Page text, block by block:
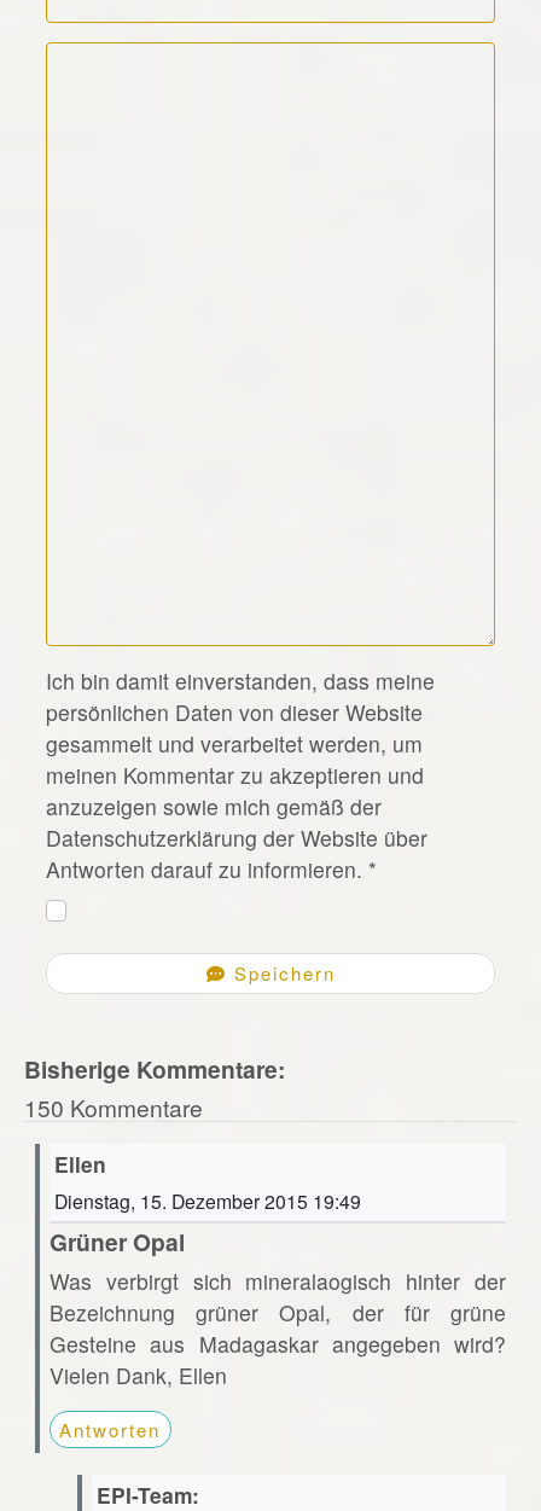
Kommentar Text
*
Ich bin damit einverstanden, dass meine
persönlichen Daten von dieser Website
gesammelt und verarbeitet werden, um
meinen Kommentar zu akzeptieren und
anzuzeigen sowie mich gemäß der
Datenschutzerklärung der Website über
Antworten darauf zu informieren. *
Speichern
Bisherige Kommentare:
150 Kommentare
Ellen
Dienstag, 15. Dezember 2015 19:49
Grüner Opal
Was verbirgt sich mineralaogisch hinter der
Bezeichnung grüner Opal, der für grüne
Gesteine aus Madagaskar angegeben wird?
Vielen Dank, Ellen
Antworten
EPI-Team: